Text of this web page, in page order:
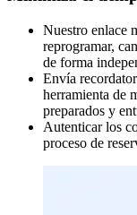
Nuestro enlace
reprogramar,
de forma
Envía
herramienta de
preparados y
Autenticar los
proceso de